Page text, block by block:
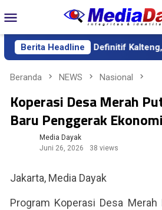
ke
kontenMobile
Berita Headline
Definitif Kalteng, Gubernur
Beranda NEWS Nasional
Koperasi Desa Merah
Baru Penggerak
Media Dayak
Juni 26, 2026
38 views
Jakarta, Media Dayak
Program Koperasi Desa